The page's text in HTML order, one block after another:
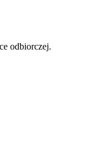
odbiorczej.